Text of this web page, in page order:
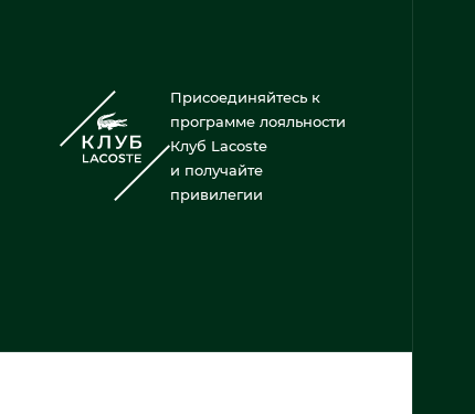
Присоединяйтесь к
программе лояльности
Клуб Lacoste
и получайте
привилегии